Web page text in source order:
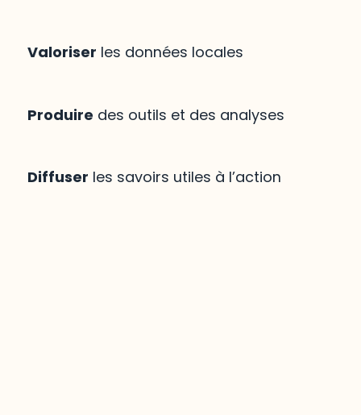
Valoriser les données locales
Produire des outils et des analyses
Diffuser les savoirs utiles à l’action